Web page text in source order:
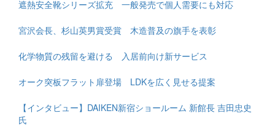
遮熱安全靴シリーズ拡充 一般発売で個人需要にも対応
宮沢会長、杉山英男賞受賞 木造普及の旗手を表彰
化学物質の残留を避ける 入居前向け新サービス
オーク突板フラット扉登場 LDKを広く見せる提案
【インタビュー】DAIKEN新宿ショールーム 新館長 吉田忠史
氏